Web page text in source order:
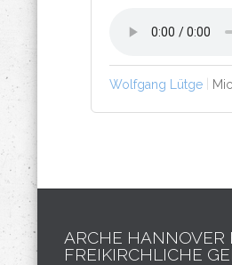
Wolfgang Lütge
ARCHE HANNOVER
FREIKIRCHLICHE